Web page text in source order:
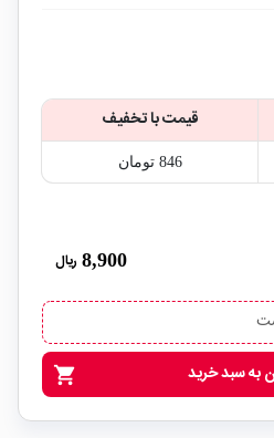
قیمت با تخفیف
846‎ تومان
8,900 ریال
shopping_cart به سبد خرید